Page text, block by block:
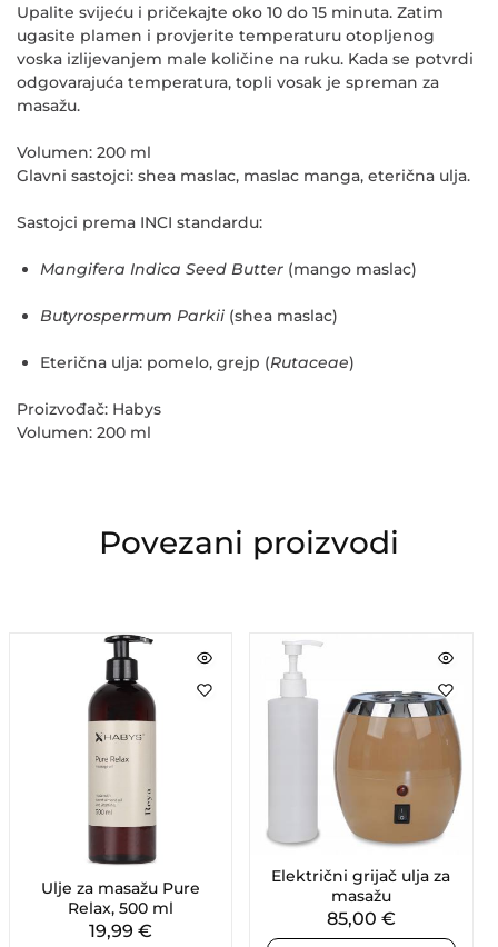
Upalite svijeću i pričekajte oko 10 do 15 minuta. Zatim
ugasite plamen i provjerite temperaturu otopljenog
voska izlijevanjem male količine na ruku. Kada se potvrdi
odgovarajuća temperatura, topli vosak je spreman za
masažu.
Volumen: 200 ml
Glavni sastojci: shea maslac, maslac manga, eterična ulja.
Sastojci prema INCI standardu:
Mangifera Indica Seed Butter (mango maslac)
Butyrospermum Parkii (shea maslac)
Eterična ulja: pomelo, grejp (Rutaceae)
Proizvođač: Habys
Volumen: 200 ml
Povezani proizvodi
Ulje za masažu Pure
Relax, 500 ml
19,99 €
Električni grijač ulja za
masažu
85,00 €